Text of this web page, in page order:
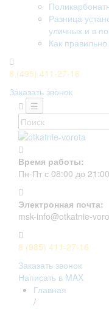
Разница
уличных и в
Как
8 (495) 411-27-16
Заказать звонок
☰
Время работы:
Пн-Пт с 08:00 до 21:00
Электронная почта:
msk-info@otkatnie-
8 (985) 411-27-16
Заказать звонок
Написать в MAX
Главная
/